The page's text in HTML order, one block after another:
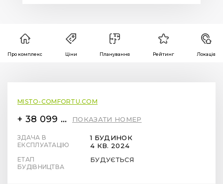
Про комплекс Ціни Планування Рейтинг Локація
MISTO-COMFORTU.COM
+ 38 099 78 78 287 ПОКАЗАТИ НОМЕР
ЗДАЧА В
ЕКСПЛУАТАЦІЮ
1 БУДИНОК
4 КВ. 2024
ЕТАП
БУДІВНИЦТВА
БУДУЄТЬСЯ